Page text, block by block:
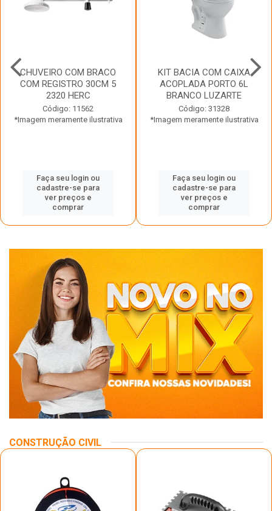
CHUVEIRO COM BRACO
COM REGISTRO 30CM 5
2320 HERC
Código: 11562
*Imagem meramente ilustrativa
Faça seu login ou
cadastre-se para
ver preços e
comprar
KIT BACIA COM CAIXA
ACOPLADA PORTO 6L
BRANCO LUZARTE
Código: 31328
*Imagem meramente ilustrativa
Faça seu login ou
cadastre-se para
ver preços e
comprar
CONSTRUÇÃO CIVIL